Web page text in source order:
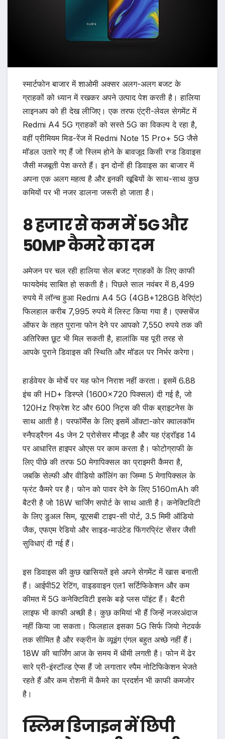
स्मार्टफोन बाजार में शाओमी अक्सर अलग-अलग बजट के
ग्राहकों को ध्यान में रखकर अपने उत्पाद पेश करती है। हालिया
लाइनअप को ही देख लीजिए। एक तरफ एंट्री-लेवल सेगमेंट में
Redmi A4 5G ग्राहकों को सस्ते 5G का विकल्प दे रहा है,
वहीं प्रीमियम मिड-रेंज में Redmi Note 15 Pro+ 5G जैसे
मॉडल उतारे गए हैं जो स्लिम होने के बावजूद किसी रग्ड डिवाइस
जैसी मजबूती पेश करते हैं। इन दोनों ही डिवाइस का बाजार में
अपना एक अलग महत्व है और इनकी खूबियों के साथ-साथ कुछ
कमियों पर भी नजर डालना जरूरी हो जाता है।
8 हजार से कम में 5G और
50MP कैमरे का दम
अमेजन पर चल रही हालिया सेल बजट ग्राहकों के लिए काफी
फायदेमंद साबित हो सकती है। पिछले साल नवंबर में 8,499
रुपये में लॉन्च हुआ Redmi A4 5G (4GB+128GB वेरिएंट)
फिलहाल करीब 7,995 रुपये में लिस्ट किया गया है। एक्सचेंज
ऑफर के तहत पुराना फोन देने पर आपको 7,550 रुपये तक की
अतिरिक्त छूट भी मिल सकती है, हालांकि यह पूरी तरह से
आपके पुराने डिवाइस की स्थिति और मॉडल पर निर्भर करेगा।
हार्डवेयर के मोर्चे पर यह फोन निराश नहीं करता। इसमें 6.88
इंच की HD+ डिस्प्ले (1600×720 पिक्सल) दी गई है, जो
120Hz रिफ्रेश रेट और 600 निट्स की पीक ब्राइटनेस के
साथ आती है। परफॉर्मेंस के लिए इसमें ऑक्टा-कोर क्वालकॉम
स्नैपड्रैगन 4s जेन 2 प्रोसेसर मौजूद है और यह एंड्रॉइड 14
पर आधारित हाइपर ओएस पर काम करता है। फोटोग्राफी के
लिए पीछे की तरफ 50 मेगापिक्सल का प्राइमरी कैमरा है,
जबकि सेल्फी और वीडियो कॉलिंग का जिम्मा 5 मेगापिक्सल के
फ्रंट कैमरे पर है। फोन को पावर देने के लिए 5160mAh की
बैटरी है जो 18W चार्जिंग सपोर्ट के साथ आती है। कनेक्टिविटी
के लिए डुअल सिम, यूएसबी टाइप-सी पोर्ट, 3.5 मिमी ऑडियो
जैक, एफएम रेडियो और साइड-माउंटेड फिंगरप्रिंट सेंसर जैसी
सुविधाएं दी गई हैं।
इस डिवाइस की कुछ खासियतें इसे अपने सेगमेंट में खास बनाती
हैं। आईपी52 रेटिंग, वाइडवाइन एल1 सर्टिफिकेशन और कम
कीमत में 5G कनेक्टिविटी इसके बड़े प्लस पॉइंट हैं। बैटरी
लाइफ भी काफी अच्छी है। कुछ कमियां भी हैं जिन्हें नजरअंदाज
नहीं किया जा सकता। फिलहाल इसका 5G सिर्फ जियो नेटवर्क
तक सीमित है और स्क्रीन के व्यूइंग एंगल बहुत अच्छे नहीं हैं।
18W की चार्जिंग आज के समय में धीमी लगती है। फोन में ढेर
सारे प्री-इंस्टॉल्ड ऐप्स हैं जो लगातार स्पैम नोटिफिकेशन भेजते
रहते हैं और कम रोशनी में कैमरे का प्रदर्शन भी काफी कमजोर
है।
स्लिम डिजाइन में छिपी